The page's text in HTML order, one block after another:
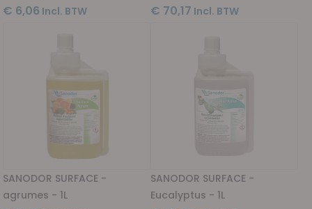
€ 6,06 € 70,17
SANODOR SURFACE -
agrumes - 1L
SANODOR SURFACE -
Eucalyptus - 1L